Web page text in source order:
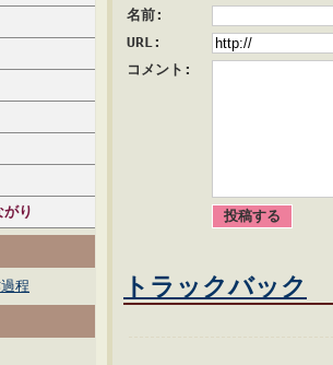
り
程
名前:
URL:
コメント:
トラックバック